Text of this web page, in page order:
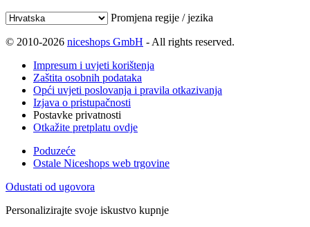
Promjena regije / jezika
© 2010-2026 niceshops GmbH - All rights reserved.
Impresum i uvjeti korištenja
Zaštita osobnih podataka
Opći uvjeti poslovanja i pravila otkazivanja
Izjava o pristupačnosti
Postavke privatnosti
Otkažite pretplatu ovdje
Poduzeće
Ostale Niceshops web trgovine
Odustati od ugovora
Personalizirajte svoje iskustvo kupnje